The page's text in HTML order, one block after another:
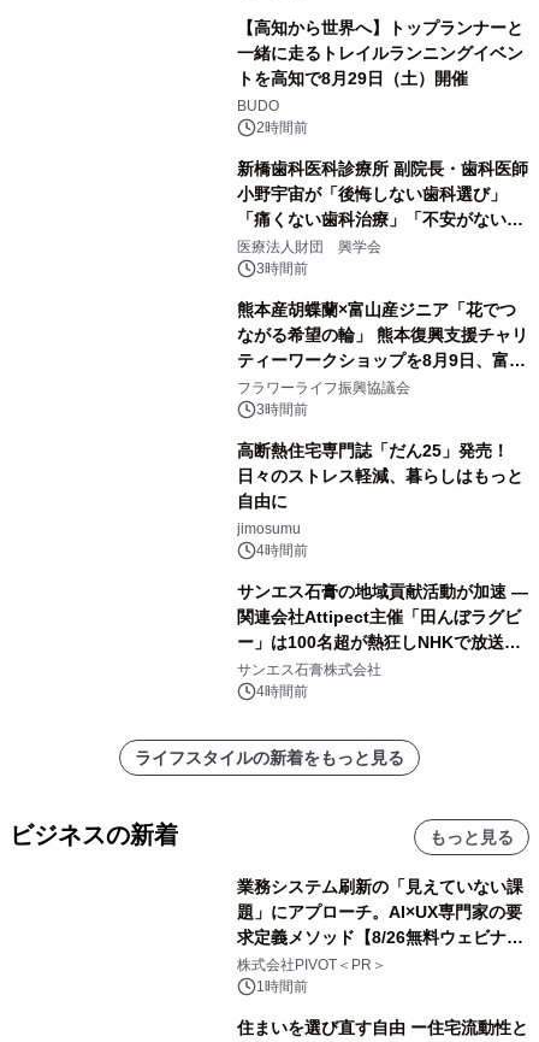
【高知から世界へ】トップランナーと
一緒に走るトレイルランニングイベン
トを高知で8月29日（土）開催
BUDO
2時間前
新橋歯科医科診療所 副院長・歯科医師
小野宇宙が「後悔しない歯科選び」
「痛くない歯科治療」「不安がない治
療計画」をテーマに専門監修
医療法人財団 興学会
3時間前
熊本産胡蝶蘭×富山産ジニア「花でつ
ながる希望の輪」 熊本復興支援チャリ
ティーワークショップを8月9日、富
山・射水で開催
フラワーライフ振興協議会
3時間前
高断熱住宅専門誌「だん25」発売！
日々のストレス軽減、暮らしはもっと
自由に
jimosumu
4時間前
サンエス石膏の地域貢献活動が加速 ―
関連会社Attipect主催「田んぼラグビ
ー」は100名超が熱狂しNHKで放送さ
れました。
サンエス石膏株式会社
4時間前
ライフスタイルの新着をもっと見る
ビジネスの新着 もっと見る
業務システム刷新の「見えていない課
題」にアプローチ。AI×UX専門家の要
求定義メソッド【8/26無料ウェビナ
ー】株式会社PIVOT
株式会社PIVOT＜PR＞
1時間前
住まいを選び直す自由 ー住宅流動性と